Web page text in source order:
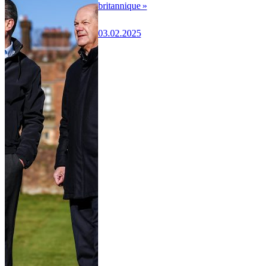
britannique »
03.02.2025